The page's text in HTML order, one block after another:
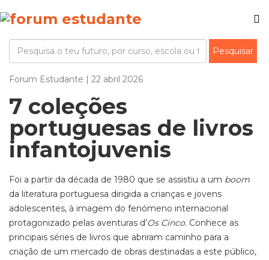
Forum Estudante | 22 abril 2026
7 coleções
portuguesas de livros
infantojuvenis
Foi a partir da década de 1980 que se assistiu a um boom
da literatura portuguesa dirigida a crianças e jovens
adolescentes, à imagem do fenómeno internacional
protagonizado pelas aventuras d’Os Cinco. Conhece as
principais séries de livros que abriram caminho para a
criação de um mercado de obras destinadas a este público,